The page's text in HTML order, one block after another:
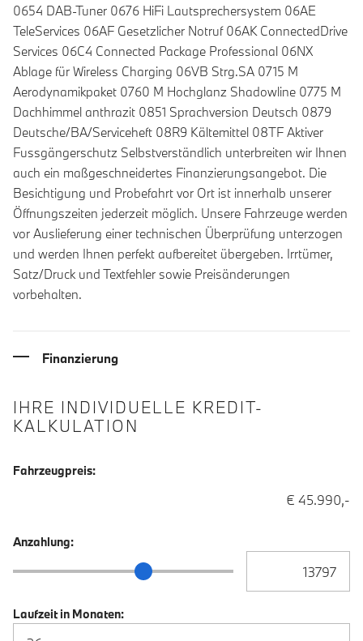
0654 DAB-Tuner 0676 HiFi Lautsprechersystem 06AE
TeleServices 06AF Gesetzlicher Notruf 06AK ConnectedDrive
Services 06C4 Connected Package Professional 06NX
Ablage für Wireless Charging 06VB Strg.SA 0715 M
Aerodynamikpaket 0760 M Hochglanz Shadowline 0775 M
Dachhimmel anthrazit 0851 Sprachversion Deutsch 0879
Deutsche/BA/Serviceheft 08R9 Kältemittel 08TF Aktiver
Fussgängerschutz Selbstverständlich unterbreiten wir Ihnen
auch ein maßgeschneidertes Finanzierungsangebot. Die
Besichtigung und Probefahrt vor Ort ist innerhalb unserer
Öffnungszeiten jederzeit möglich. Unsere Fahrzeuge werden
vor Auslieferung einer technischen Überprüfung unterzogen
und werden Ihnen perfekt aufbereitet übergeben. Irrtümer,
Satz/Druck und Textfehler sowie Preisänderungen
vorbehalten.
Finanzierung
IHRE INDIVIDUELLE KREDIT-
KALKULATION
Fahrzeugpreis:
€ 45.990,-
Anzahlung:
Anzahlung Schieberegler
Laufzeit in Monaten: